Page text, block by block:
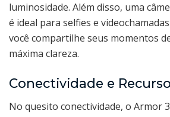
luminosidade. Além disso, uma
é ideal para selfies e
você compartilhe seus momentos
máxima clareza.
Conectividade e
No quesito conectividade, o Armor